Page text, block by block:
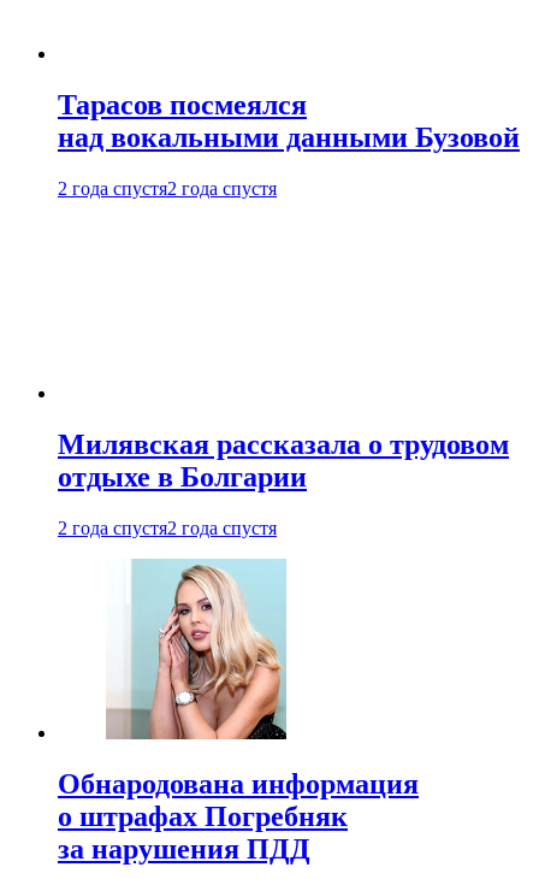
Тарасов посмеялся
над вокальными данными Бузовой
2 года спустя2 года спустя
Милявская рассказала о трудовом
отдыхе в Болгарии
2 года спустя2 года спустя
Обнародована информация
о штрафах Погребняк
за нарушения ПДД